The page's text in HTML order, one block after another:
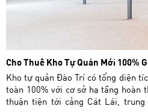
Cho Thuê Kho Tự Quản Mới 100%
Kho tự quản Đào Trí có tổng diện
toàn 100% với cơ sở hạ tầng hoàn
thuận tiện tới cảng Cát Lái, trung